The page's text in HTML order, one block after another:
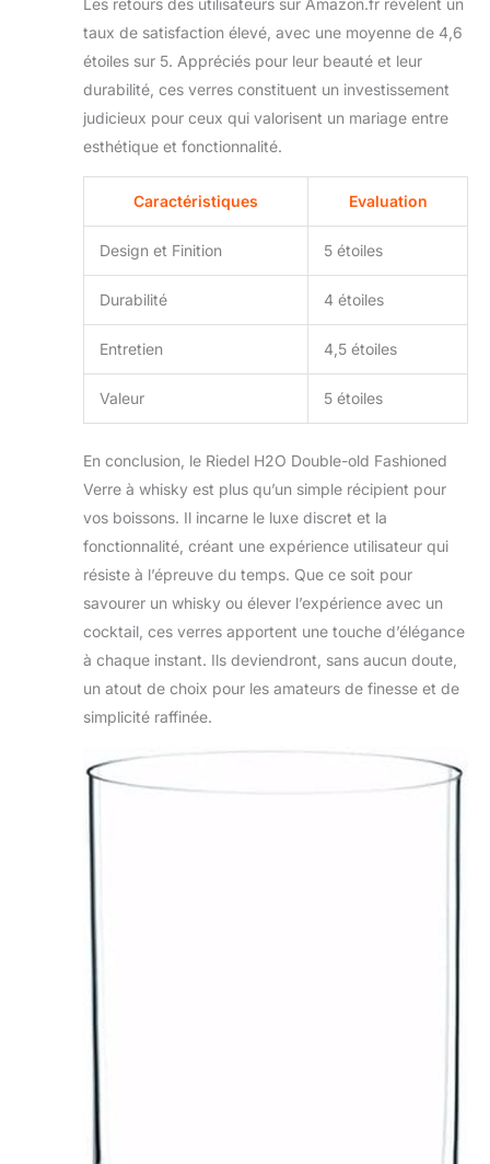
taux de satisfaction élevé, avec une moyenne de 4,6
étoiles sur 5. Appréciés pour leur beauté et leur
durabilité, ces verres constituent un investissement
judicieux pour ceux qui valorisent un mariage entre
esthétique et fonctionnalité.
Caractéristiques Evaluation
Design et Finition 5 étoiles
Durabilité 4 étoiles
Entretien 4,5 étoiles
Valeur 5 étoiles
En conclusion, le Riedel H2O Double-old Fashioned
Verre à whisky est plus qu’un simple récipient pour
vos boissons. Il incarne le luxe discret et la
fonctionnalité, créant une expérience utilisateur qui
résiste à l’épreuve du temps. Que ce soit pour
savourer un whisky ou élever l’expérience avec un
cocktail, ces verres apportent une touche d’élégance
à chaque instant. Ils deviendront, sans aucun doute,
un atout de choix pour les amateurs de finesse et de
simplicité raffinée.